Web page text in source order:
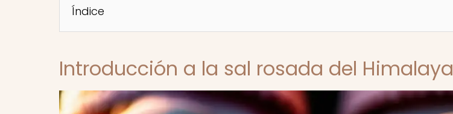
Índice
Introducción a la sal rosada del Himalaya